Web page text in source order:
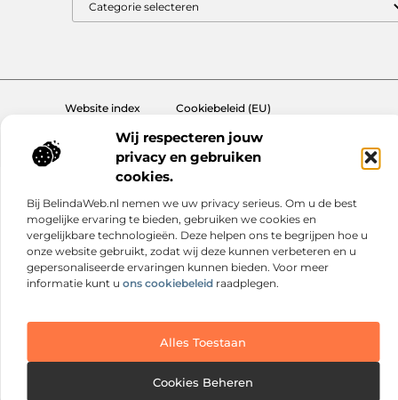
Wij respecteren jouw
privacy en gebruiken
cookies.
Bij BelindaWeb.nl nemen we uw privacy serieus. Om u de best
mogelijke ervaring te bieden, gebruiken we cookies en
vergelijkbare technologieën. Deze helpen ons te begrijpen hoe u
onze website gebruikt, zodat wij deze kunnen verbeteren en u
gepersonaliseerde ervaringen kunnen bieden. Voor meer
informatie kunt u ons cookiebeleid raadplegen.
Alles Toestaan
Cookies Beheren
Website index
Cookiebeleid (EU)
@2025 www.nextmagazine.nl. All Right Reserved.